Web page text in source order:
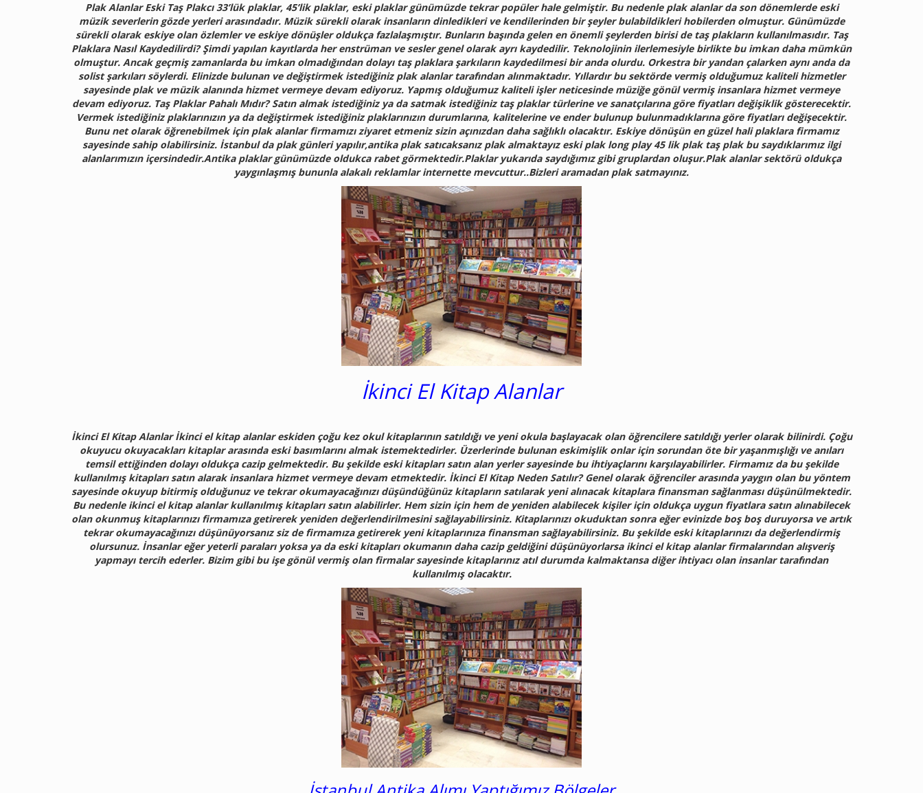
Plak Alanlar Eski Taş Plakcı 33’lük plaklar, 45’lik plaklar, eski plaklar günümüzde tekrar popüler hale gelmiştir. Bu nedenle plak alanlar da son dönemlerde eski
müzik severlerin gözde yerleri arasındadır. Müzik sürekli olarak insanların dinledikleri ve kendilerinden bir şeyler bulabildikleri hobilerden olmuştur. Günümüzde
sürekli olarak eskiye olan özlemler ve eskiye dönüşler oldukça fazlalaşmıştır. Bunların başında gelen en önemli şeylerden birisi de taş plakların kullanılmasıdır. Taş
Plaklara Nasıl Kaydedilirdi? Şimdi yapılan kayıtlarda her enstrüman ve sesler genel olarak ayrı kaydedilir. Teknolojinin ilerlemesiyle birlikte bu imkan daha mümkün
olmuştur. Ancak geçmiş zamanlarda bu imkan olmadığından dolayı taş plaklara şarkıların kaydedilmesi bir anda olurdu. Orkestra bir yandan çalarken aynı anda da
solist şarkıları söylerdi. Elinizde bulunan ve değiştirmek istediğiniz plak alanlar tarafından alınmaktadır. Yıllardır bu sektörde vermiş olduğumuz kaliteli hizmetler
sayesinde plak ve müzik alanında hizmet vermeye devam ediyoruz. Yapmış olduğumuz kaliteli işler neticesinde müziğe gönül vermiş insanlara hizmet vermeye
devam ediyoruz. Taş Plaklar Pahalı Mıdır? Satın almak istediğiniz ya da satmak istediğiniz taş plaklar türlerine ve sanatçılarına göre fiyatları değişiklik gösterecektir.
Vermek istediğiniz plaklarınızın ya da değiştirmek istediğiniz plaklarınızın durumlarına, kalitelerine ve ender bulunup bulunmadıklarına göre fiyatları değişecektir.
Bunu net olarak öğrenebilmek için plak alanlar firmamızı ziyaret etmeniz sizin açınızdan daha sağlıklı olacaktır. Eskiye dönüşün en güzel hali plaklara firmamız
sayesinde sahip olabilirsiniz. İstanbul da plak günleri yapılır,antika plak satıcaksanız plak almaktayız eski plak long play 45 lik plak taş plak bu saydıklarımız ilgi
alanlarımızın içersindedir.Antika plaklar günümüzde oldukca rabet görmektedir.Plaklar yukarıda saydığımız gibi gruplardan oluşur.Plak alanlar sektörü oldukça
yaygınlaşmış bununla alakalı reklamlar internette mevcuttur..Bizleri aramadan plak satmayınız.
İkinci El Kitap Alanlar
İkinci El Kitap Alanlar İkinci el kitap alanlar eskiden çoğu kez okul kitaplarının satıldığı ve yeni okula başlayacak olan öğrencilere satıldığı yerler olarak bilinirdi. Çoğu
okuyucu okuyacakları kitaplar arasında eski basımlarını almak istemektedirler. Üzerlerinde bulunan eskimişlik onlar için sorundan öte bir yaşanmışlığı ve anıları
temsil ettiğinden dolayı oldukça cazip gelmektedir. Bu şekilde eski kitapları satın alan yerler sayesinde bu ihtiyaçlarını karşılayabilirler. Firmamız da bu şekilde
kullanılmış kitapları satın alarak insanlara hizmet vermeye devam etmektedir. İkinci El Kitap Neden Satılır? Genel olarak öğrenciler arasında yaygın olan bu yöntem
sayesinde okuyup bitirmiş olduğunuz ve tekrar okumayacağınızı düşündüğünüz kitapların satılarak yeni alınacak kitaplara finansman sağlanması düşünülmektedir.
Bu nedenle ikinci el kitap alanlar kullanılmış kitapları satın alabilirler. Hem sizin için hem de yeniden alabilecek kişiler için oldukça uygun fiyatlara satın alınabilecek
olan okunmuş kitaplarınızı firmamıza getirerek yeniden değerlendirilmesini sağlayabilirsiniz. Kitaplarınızı okuduktan sonra eğer evinizde boş boş duruyorsa ve artık
tekrar okumayacağınızı düşünüyorsanız siz de firmamıza getirerek yeni kitaplarınıza finansman sağlayabilirsiniz. Bu şekilde eski kitaplarınızı da değerlendirmiş
olursunuz. İnsanlar eğer yeterli paraları yoksa ya da eski kitapları okumanın daha cazip geldiğini düşünüyorlarsa ikinci el kitap alanlar firmalarından alışveriş
yapmayı tercih ederler. Bizim gibi bu işe gönül vermiş olan firmalar sayesinde kitaplarınız atıl durumda kalmaktansa diğer ihtiyacı olan insanlar tarafından
kullanılmış olacaktır.